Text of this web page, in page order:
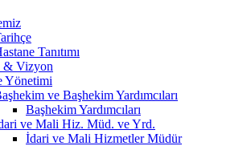
Tanıtımı
& Vizyon
Yönetimi
ve Başhekim Yardımcıları
Başhekim Yardımcıları
ve Mali Hiz. Müd. ve Yrd.
İdari ve Mali Hizmetler Müdür